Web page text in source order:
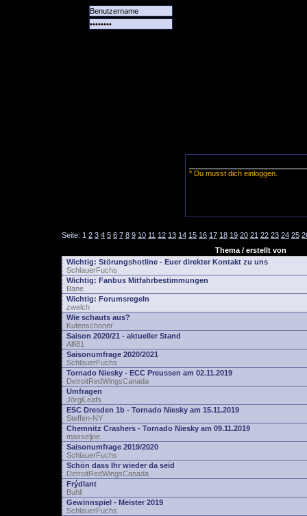
* Du musst dich einloggen.
Seite: 1 2 3 4 5 6 7 8 9 10 11 12 13 14 15 16 17 18 19 20 21 22 23 24 25
Thema / erstellt von
Wichtig: Störungshotline - Euer direkter Kontakt zu uns
SchlauerFuchs
Wichtig: Fanbus Mitfahrbestimmungen
Bane
Wichtig: Forumsregeln
zwelch
Wie schauts aus?
Kufenschoner
Saison 2020/21 - aktueller Stand
Alfi81
Saisonumfrage 2020/2021
SchlauerFuchs
Tornado Niesky - ECC Preussen am 02.11.2019
DetroitRedWingsCanada
Umfragen
JörgiLeafs
ESC Dresden 1b - Tornado Niesky am 15.11.2019
Steffen-NY
Chemnitz Crashers - Tornado Niesky am 09.11.2019
masseljoe
Saisonumfrage 2019/2020
SchlauerFuchs
Schön dass Ihr wieder da seid
DetroitRedWingsCanada
Frýdlant
Buhli
Gewinnspiel - Meister 2019
SchlauerFuchs